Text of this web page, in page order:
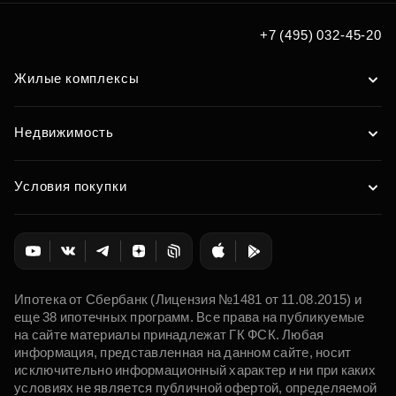
+7 (495) 032-45-20
Жилые комплексы
Недвижимость
Условия покупки
Ипотека от Сбербанк (Лицензия №1481 от 11.08.2015) и
еще 38 ипотечных программ. Все права на публикуемые
на сайте материалы принадлежат ГК ФСК. Любая
информация, представленная на данном сайте, носит
исключительно информационный характер и ни при каких
условиях не является публичной офертой, определяемой